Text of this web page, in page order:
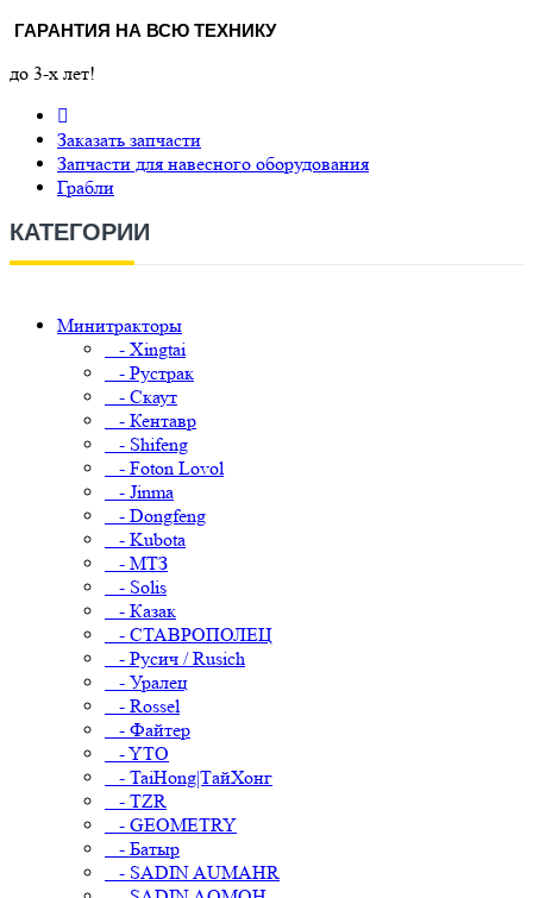
ГАРАНТИЯ НА ВСЮ ТЕХНИКУ
до 3-х лет!
Заказать запчасти
Запчасти для навесного оборудования
Грабли
КАТЕГОРИИ
Минитракторы
- Xingtai
- Рустрак
- Скаут
- Кентавр
- Shifeng
- Foton Lovol
- Jinma
- Dongfeng
- Kubota
- МТЗ
- Solis
- Казак
- СТАВРОПОЛЕЦ
- Русич / Rusich
- Уралец
- Rossel
- Файтер
- YTO
- TaiHong|ТайХонг
- TZR
- GEOMETRY
- Батыр
- SADIN AUMAHR